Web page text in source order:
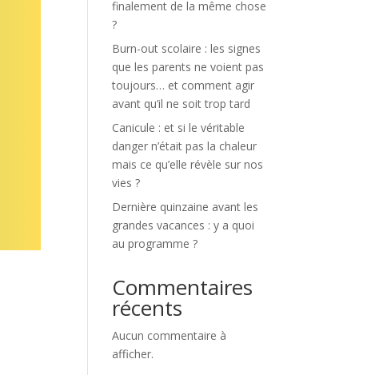
finalement de la même chose
?
Burn-out scolaire : les signes
que les parents ne voient pas
toujours… et comment agir
avant qu’il ne soit trop tard
Canicule : et si le véritable
danger n’était pas la chaleur
mais ce qu’elle révèle sur nos
vies ?
Dernière quinzaine avant les
grandes vacances : y a quoi
au programme ?
Commentaires
récents
Aucun commentaire à
afficher.